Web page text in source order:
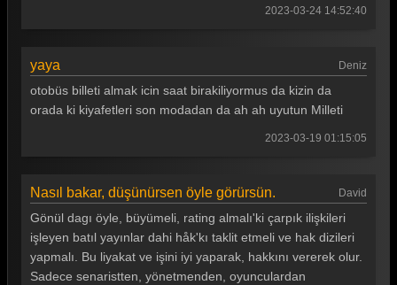
Gönül Dağı 51. Bölüm
Gönül Dağı 50. Bölüm
Gönül Dağı 48. Bölüm
Gönül Dağı 47. Bölüm
Gönül Dağı 46. Bölüm
Gönül Dağı 45. Bölüm
2023-03-24 14:52:40
yaya Deniz
otobüs billeti almak icin saat birakiliyormus da kizin da
orada ki kiyafetleri son modadan da ah ah uyutun Milleti
2023-03-19 01:15:05
Nasıl bakar, düşünürsen öyle görürsün. David
Gönül dagı öyle, büyümeli, rating almalı'ki çarpık ilişkileri
işleyen batıl yayınlar dahi håk'kı taklit etmeli ve hak dizileri
yapmalı. Bu liyakat ve işini iyi yaparak, hakkını vererek olur.
Sadece senaristten, yönetmenden, oyunculardan